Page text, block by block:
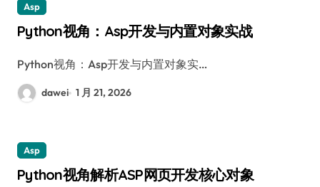
Asp
Python视角：Asp开发与内置对象实战
Python视角：Asp开发与内置对象实…
dawei 1 月 21, 2026
Asp
Python视角解析ASP网页开发核心对象